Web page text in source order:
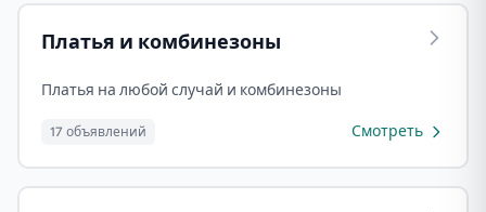
Платья и комбинезоны
Платья на любой случай и комбинезоны
17 объявлений Смотреть